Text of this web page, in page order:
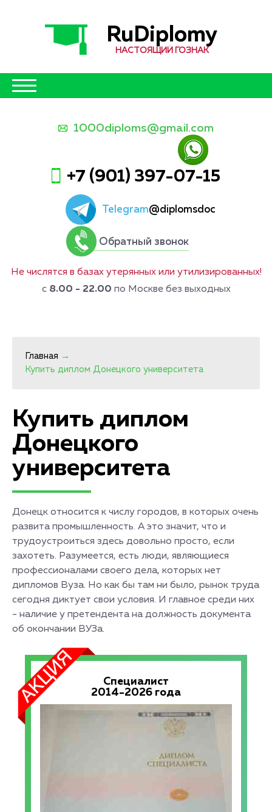
RuDiplomy
НАСТОЯЩИЙ ГОЗНАК
1000diploms@gmail.com
+7 (901) 397-07-15
Telegram@diplomsdoc
Обратный звонок
Не числятся в базах утерянных или утилизированных!
с 8.00 - 22.00 по Москве без выходных
Главная →
Купить диплом Донецкого университета
Купить диплом
Донецкого
университета
Донецк относится к числу городов, в которых очень
развита промышленность. А это значит, что и
трудоустроиться здесь довольно просто, если
захотеть. Разумеется, есть люди, являющиеся
профессионалами своего дела, которых нет
дипломов Вуза. Но как бы там ни было, рынок труда
сегодня диктует свои условия. И главное среди них
- наличие у претендента на должность документа
об окончании ВУЗа.
Специалист
2014-2026 года